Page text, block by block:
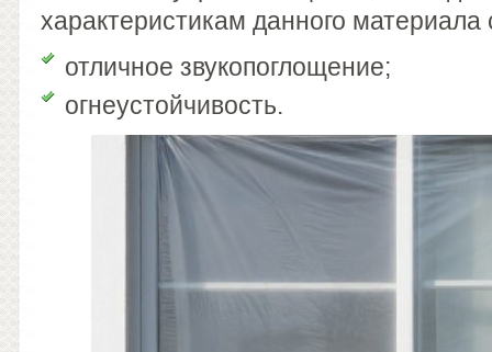
характеристикам данного материала
отличное звукопоглощение;
огнеустойчивость.